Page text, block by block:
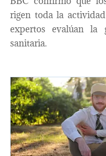
rigen toda la
expertos evalúan la
sanitaria.